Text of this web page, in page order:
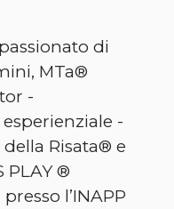
di
MTa®
-
-
Risata® e
PLAY ®
l’INAPP